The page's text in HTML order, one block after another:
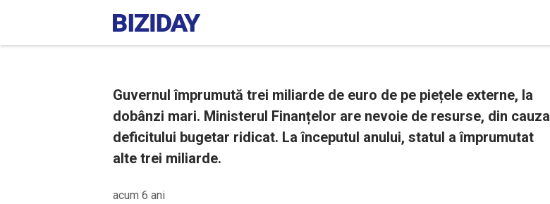
Guvernul împrumută trei miliarde de euro de pe piețele externe, la
dobânzi mari. Ministerul Finanțelor are nevoie de resurse, din cauza
deficitului bugetar ridicat. La începutul anului, statul a împrumutat
alte trei miliarde.
acum 6 ani